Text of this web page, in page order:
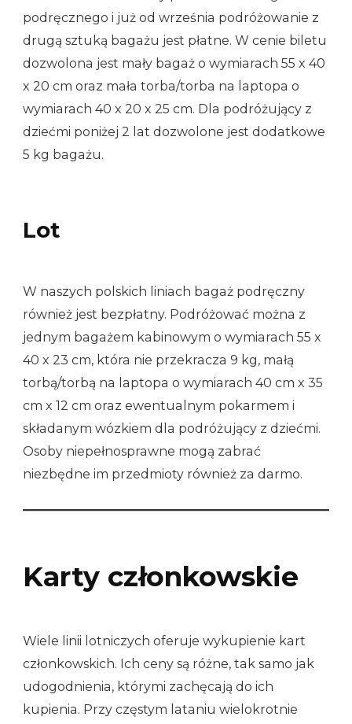
podręcznego i już od września podróżowanie z
drugą sztuką bagażu jest płatne. W cenie biletu
dozwolona jest mały bagaż o wymiarach 55 x 40
x 20 cm oraz mała torba/torba na laptopa o
wymiarach 40 x 20 x 25 cm. Dla podróżujący z
dziećmi poniżej 2 lat dozwolone jest dodatkowe
5 kg bagażu.
Lot
W naszych polskich liniach bagaż podręczny
również jest bezpłatny. Podróżować można z
jednym bagażem kabinowym o wymiarach 55 x
40 x 23 cm, która nie przekracza 9 kg, małą
torbą/torbą na laptopa o wymiarach 40 cm x 35
cm x 12 cm oraz ewentualnym pokarmem i
składanym wózkiem dla podróżujący z dziećmi.
Osoby niepełnosprawne mogą zabrać
niezbędne im przedmioty również za darmo.
Karty członkowskie
Wiele linii lotniczych oferuje wykupienie kart
członkowskich. Ich ceny są różne, tak samo jak
udogodnienia, którymi zachęcają do ich
kupienia. Przy częstym lataniu wielokrotnie